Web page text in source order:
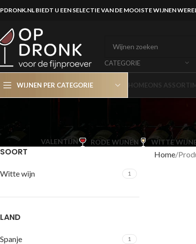
BIEDT U EEN SELECTIE VAN DE MOOISTE WIJNEN
CATEGORIE
WIJNEN PER CATEGORIE HOMEONS
VALENTIJN RODE WIJNEN WITTE
SOORT
Witte wijn 1
LAND
Spanje 1
Home